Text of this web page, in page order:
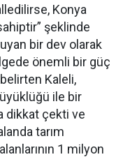
Konya
şeklinde
bir dev olarak
önemli bir güç
Kaleli,
ile bir
dikkat çekti ve
tarım
1 milyon